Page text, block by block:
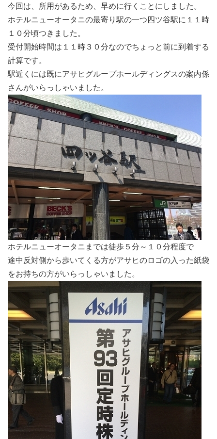
今回は、所用があるため、早めに行くことにしました。
ホテルニューオータニの最寄り駅の一つ四ツ谷駅に１１時
１０分頃つきました。
受付開始時間は１１時３０分なのでちょっと前に到着する
計算です。
駅近くには既にアサヒグループホールディングスの案内係
さんがいらっしゃいました。
ホテルニューオータニまでは徒歩５分～１０分程度で
途中反対側から歩いてくる方がアサヒのロゴの入った紙袋
をお持ちの方がいらっしゃいました。